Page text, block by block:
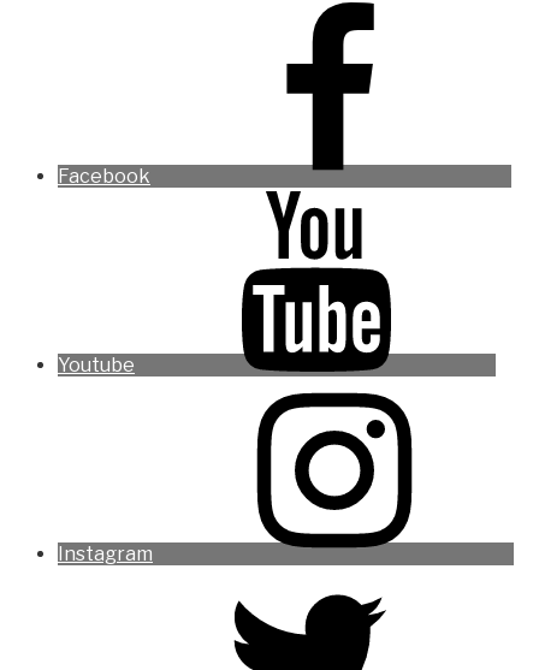
Facebook
Youtube
Instagram